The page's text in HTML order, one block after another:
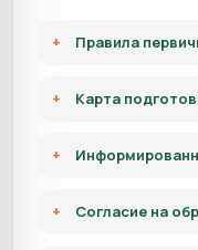
Правила
Карта
Согласие на